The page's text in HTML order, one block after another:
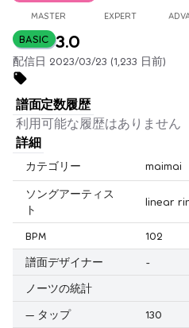
MASTER EXPERT
BASIC 3.0
配信日 2023/03/23 (1,233 日前)
譜面定数履歴
利用可能な履歴はありません
詳細
カテゴリー maimai
ソングアーティス
ト
linear
BPM
102
譜面デザイナー
-
ノーツの統計
— タップ
130